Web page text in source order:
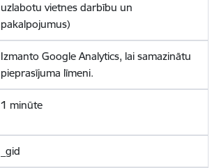
uzlabotu vietnes darbību un
pakalpojumus)
Izmanto Google Analytics, lai samazinātu
pieprasījuma līmeni.
1 minūte
_gid